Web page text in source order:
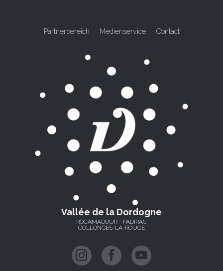
Partnerbereich Medienservice Contact
Vallée de la Dordogne
ROCAMADOUR - PADIRAC
COLLONGES-LA-ROUGE